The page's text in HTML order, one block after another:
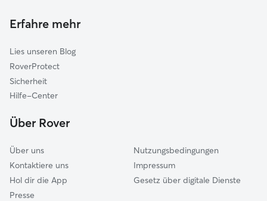
Herten
Lüdinghausen
Selm
Castrop-Rauxel
Gassi-Service in Haltern am See
Erfahre mehr
Lies unseren Blog
RoverProtect
Sicherheit
Hilfe-Center
Über Rover
Über uns
Kontaktiere uns
Hol dir die App
Presse
Nutzungsbedingungen
Impressum
Gesetz über digitale Dienste